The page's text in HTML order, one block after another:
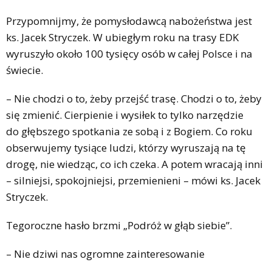
Przypomnijmy, że pomysłodawcą nabożeństwa jest
ks. Jacek Stryczek. W ubiegłym roku na trasy EDK
wyruszyło około 100 tysięcy osób w całej Polsce i na
świecie.
– Nie chodzi o to, żeby przejść trasę. Chodzi o to, żeby
się zmienić. Cierpienie i wysiłek to tylko narzędzie
do głębszego spotkania ze sobą i z Bogiem. Co roku
obserwujemy tysiące ludzi, którzy wyruszają na tę
drogę, nie wiedząc, co ich czeka. A potem wracają inni
– silniejsi, spokojniejsi, przemienieni – mówi ks. Jacek
Stryczek.
Tegoroczne hasło brzmi „Podróż w głąb siebie”.
– Nie dziwi nas ogromne zainteresowanie